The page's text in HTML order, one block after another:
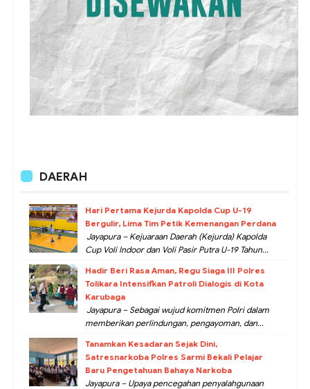
DAERAH
Hari Pertama Kejurda Kapolda Cup U-19
Bergulir, Lima Tim Petik Kemenangan Perdana
Jayapura – Kejuaraan Daerah (Kejurda) Kapolda
Cup Voli Indoor dan Voli Pasir Putra U-19 Tahun...
Hadir Beri Rasa Aman, Regu Siaga III Polres
Tolikara Intensifkan Patroli Dialogis di Kota
Karubaga
Jayapura – Sebagai wujud komitmen Polri dalam
memberikan perlindungan, pengayoman, dan...
Tanamkan Kesadaran Sejak Dini,
Satresnarkoba Polres Sarmi Bekali Pelajar
Baru Pengetahuan Bahaya Narkoba
Jayapura – Upaya pencegahan penyalahgunaan